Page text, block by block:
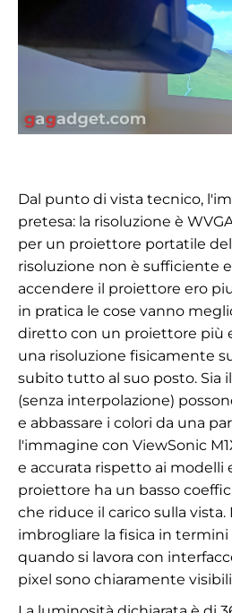
Dal punto di vista tecnico,
pretesa: la risoluzione è
per un proiettore portatile
risoluzione non è sufficiente
accendere il proiettore ero
in pratica le cose vanno
diretto con un proiettore più
una risoluzione fisicamente
subito tutto al suo posto. Sia
(senza interpolazione)
e abbassare i colori da una
l'immagine con ViewSonic
e accurata rispetto ai modelli
proiettore ha un basso
che riduce il carico sulla vista.
imbrogliare la fisica in
quando si lavora con
pixel sono chiaramente